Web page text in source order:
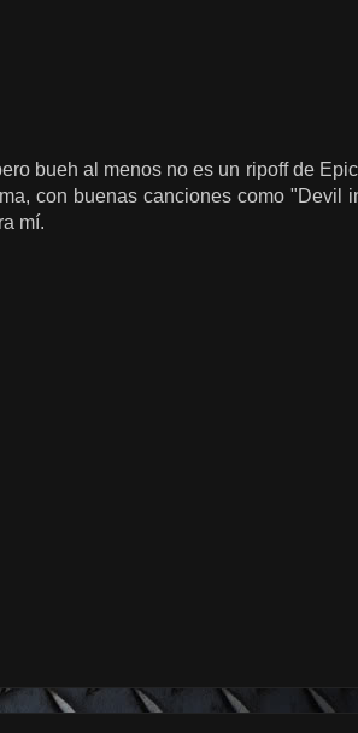
bueh al menos no es un ripoff de
con buenas canciones como "Devil
mí.